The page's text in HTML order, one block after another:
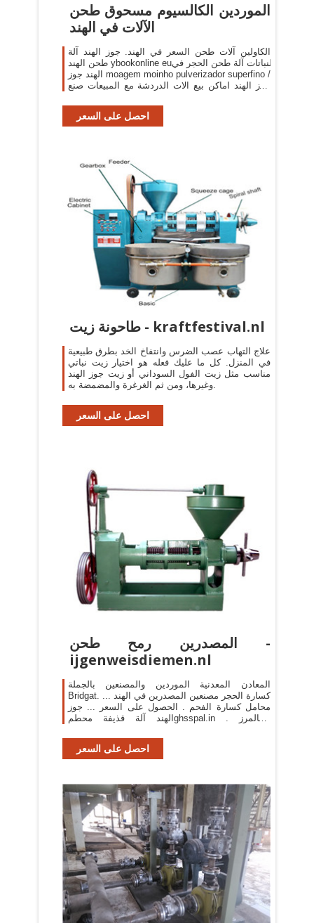
الموردين الكالسيوم مسحوق طحن
الآلات في الهند
الكاولين آلات طحن السعر في الهند. جوز الهند آلة
طحن الهند ybookonline euالنباتات آلة طحن الحجر في
الهند جوز moagem moinho pulverizador superfino /
جوز الهند اماكن بيع الات الدردشة مع المبيعات صنع
احصل على السعر
طاحونة زيت - kraftfestival.nl
علاج التهاب عصب الضرس وانتفاخ الخد بطرق طبيعية
في المنزل. كل ما عليك فعله هو اختيار زيت نباتي
مناسب مثل زيت الفول السوداني أو زيت جوز الهند
وغيرها، ومن ثم الغرغرة والمضمضة به.
احصل على السعر
المصدرين رمح طحن -
ijgenweisdiemen.nl
المعادن المعدنية الموردين والمصنعين بالجملة
Bridgat. ... كسارة الحجر مصنعين المصدرين في الهند
محامل كسارة الفحم . الحصول على السعر ... جوز
الهند آلة قذيفة محطمghsspal.in . تشالمرز
احصل على السعر